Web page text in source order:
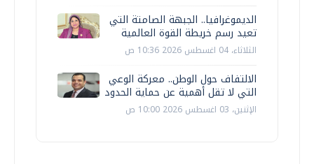
الديموغرافيا.. الجبهة الصامتة التي
تعيد رسم خريطة القوة العالمية
الثلاثاء، 04 اغسطس 2026 10:36 ص
الالتفاف حول الوطن.. معركة الوعي
التي لا تقل أهمية عن حماية الحدود
الإثنين، 03 اغسطس 2026 10:00 ص